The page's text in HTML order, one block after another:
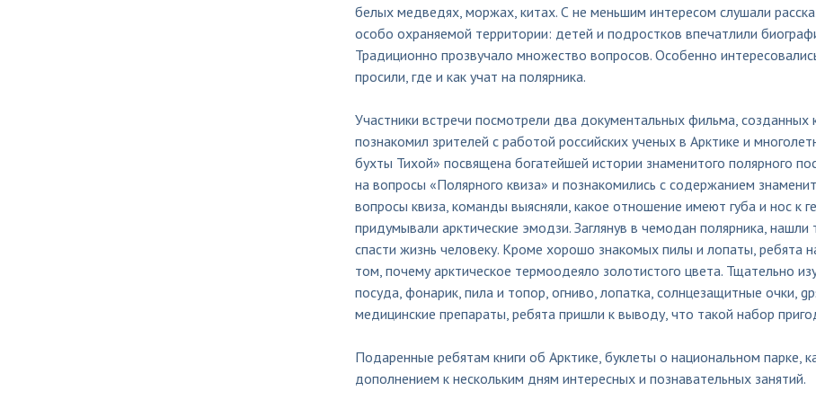
белых медведях, моржах, китах. С не меньшим интересом слушали
особо охраняемой территории: детей и подростков впечатлили
Традиционно прозвучало множество вопросов. Особенно
просили, где и как учат на полярника.
Участники встречи посмотрели два документальных фильма,
познакомил зрителей с работой российских ученых в Арктике и
бухты Тихой» посвящена богатейшей истории знаменитого полярного
на вопросы «Полярного квиза» и познакомились с содержанием
вопросы квиза, команды выясняли, какое отношение имеют губа и нос к
придумывали арктические эмодзи. Заглянув в чемодан полярника,
спасти жизнь человеку. Кроме хорошо знакомых пилы и лопаты, ребята
том, почему арктическое термоодеяло золотистого цвета. Тщательно
посуда, фонарик, пила и топор, огниво, лопатка, солнцезащитные очки,
медицинские препараты, ребята пришли к выводу, что такой набор
Подаренные ребятам книги об Арктике, буклеты о национальном парке,
дополнением к нескольким дням интересных и познавательных занятий.